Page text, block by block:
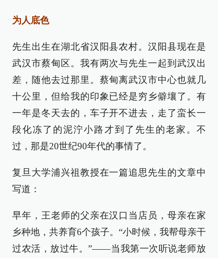
为人底色
先生出生在湖北省汉阳县农村。汉阳县现在是
武汉市蔡甸区。我有两次与先生一起到武汉出
差，随他去过那里。蔡甸离武汉市中心也就几
十公里，但给我的印象已经是穷乡僻壤了。有
一年是冬天去的，车子开不进去，走了蛮长一
段化冻了的泥泞小路才到了先生的老家。不
过，那是20世纪90年代的事情了。
复旦大学浦兴祖教授在一篇追思先生的文章中
写道：
早年，王老师的父亲在汉口当店员，母亲在家
乡种地，共养育6个孩子。“小时候，我帮母亲干
过农活，放过牛。”——当我第一次听说老师放